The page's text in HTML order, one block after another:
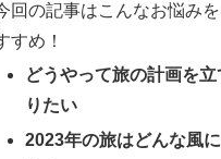
回の記事はこんなお悩み
すめ！
どうやって旅の計画を
りたい
2023年の旅はどんな風